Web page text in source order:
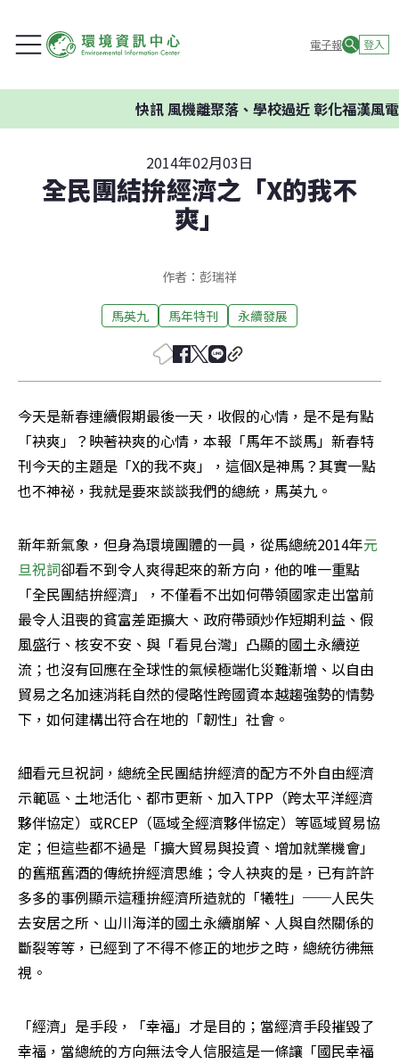
電子報 登入
快訊風機離聚落、學校過近 彰化福漢風電
2014年02月03日
全民團結拚經濟之「X的我不
爽」
作者：彭瑞祥
馬英九 馬年特刊 永續發展
今天是新春連續假期最後一天，收假的心情，是不是有點
「袂爽」？映著袂爽的心情，本報「馬年不談馬」新春特
刊今天的主題是「X的我不爽」，這個X是神馬？其實一點
也不神祕，我就是要來談談我們的總統，馬英九。
新年新氣象，但身為環境團體的一員，從馬總統2014年元
旦祝詞卻看不到令人爽得起來的新方向，他的唯一重點
「全民團結拚經濟」，不僅看不出如何帶領國家走出當前
最令人沮喪的貧富差距擴大、政府帶頭炒作短期利益、假
風盛行、核安不安、與「看見台灣」凸顯的國土永續逆
流；也沒有回應在全球性的氣候極端化災難漸增、以自由
貿易之名加速消耗自然的侵略性跨國資本越趨強勢的情勢
下，如何建構出符合在地的「韌性」社會。
細看元旦祝詞，總統全民團結拚經濟的配方不外自由經濟
示範區、土地活化、都市更新、加入TPP（跨太平洋經濟
夥伴協定）或RCEP（區域全經濟夥伴協定）等區域貿易協
定；但這些都不過是「擴大貿易與投資、增加就業機會」
的舊瓶舊酒的傳統拚經濟思維；令人袂爽的是，已有許許
多多的事例顯示這種拚經濟所造就的「犧牲」──人民失
去安居之所、山川海洋的國土永續崩解、人與自然關係的
斷裂等等，已經到了不得不修正的地步之時，總統彷彿無
視。
「經濟」是手段，「幸福」才是目的；當經濟手段摧毀了
幸福，當總統的方向無法令人信服這是一條讓「國民幸福